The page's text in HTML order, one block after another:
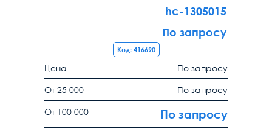
hc-1305015
По запросу
Код: 416690
Цена По запросу
От 25 000 По запросу
От 100 000 По запросу